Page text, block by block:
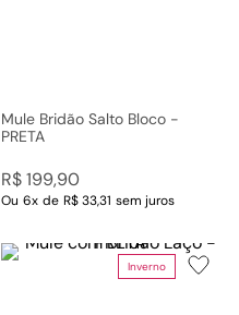
Mule Bridão Salto Bloco -
PRETA
R$199,90
Ou 6x de R$ 33,31 sem juros
Inverno